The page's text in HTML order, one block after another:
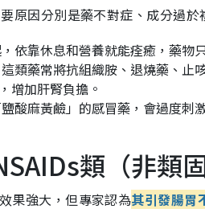
原因分別是藥不對症、成分過於
依靠休息和營養就能痊癒，藥物
類藥常將抗組織胺、退燒藥、止
增加肝腎負擔。
酸麻黃鹼」的感冒藥，會過度刺
類（非類
果強大，但專家認為其引發腸胃